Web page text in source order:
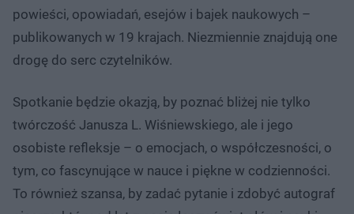
powieści, opowiadań, esejów i bajek naukowych –
publikowanych w 19 krajach. Niezmiennie znajdują one
drogę do serc czytelników.
Spotkanie będzie okazją, by poznać bliżej nie tylko
twórczość Janusza L. Wiśniewskiego, ale i jego
osobiste refleksje – o emocjach, o współczesności, o
tym, co fascynujące w nauce i piękne w codzienności.
To również szansa, by zadać pytanie i zdobyć autograf